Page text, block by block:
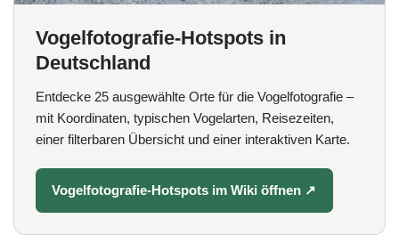
Vogelfotografie-Hotspots in
Deutschland
Entdecke 25 ausgewählte Orte für die Vogelfotografie –
mit Koordinaten, typischen Vogelarten, Reisezeiten,
einer filterbaren Übersicht und einer interaktiven Karte.
Vogelfotografie-Hotspots im Wiki öffnen ↗